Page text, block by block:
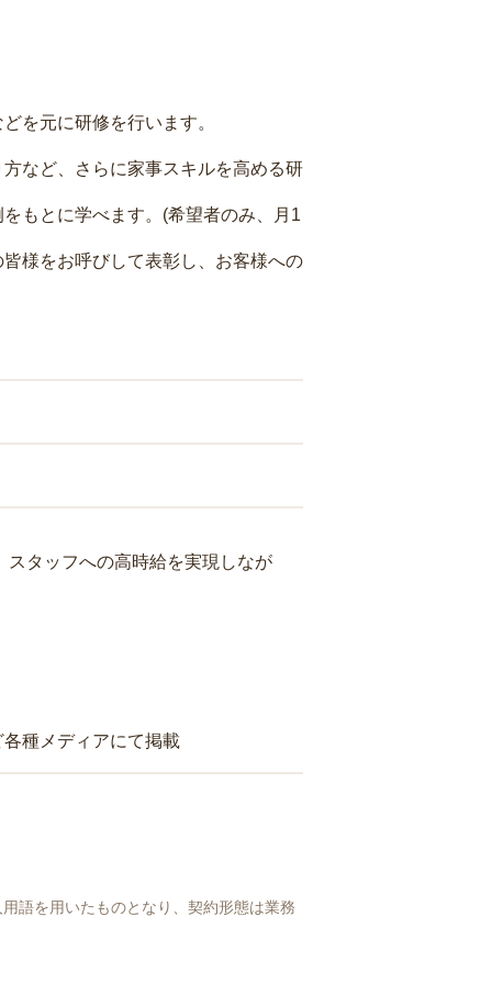
を元に研修を行います。
など、さらに家事スキルを高める研
もとに学べます。(希望者のみ、月1
様をお呼びして表彰し、お客様への
タッフへの高時給を実現しなが
種メディアにて掲載
語を用いたものとなり、契約形態は業務